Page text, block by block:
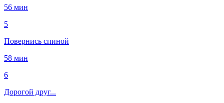
56 мин
5
Повернись спиной
58 мин
6
Дорогой друг...